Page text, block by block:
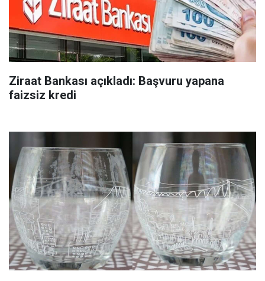
Ziraat Bankası açıkladı: Başvuru yapana
faizsiz kredi